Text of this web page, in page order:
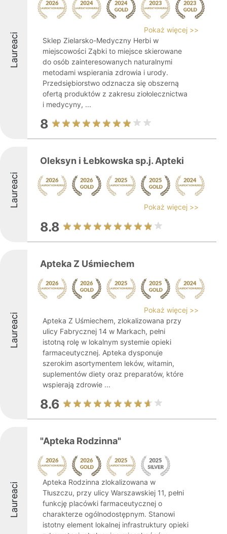
Laureaci
Pokaż więcej >>
Sklep Zielarsko-Medyczny Herbi w
miejscowości Ząbki to miejsce skierowane
do osób zainteresowanych naturalnymi
metodami wspierania zdrowia i urody.
Przedsiębiorstwo odznacza się obszerną
ofertą produktów z zakresu ziołolecznictwa
i medycyny, ...
8
Laureaci
Oleksyn i Łebkowska sp.j. Apteki
Pokaż więcej >>
8.8
Laureaci
Apteka Z Uśmiechem
Pokaż więcej >>
Apteka Z Uśmiechem, zlokalizowana przy
ulicy Fabrycznej 14 w Markach, pełni
istotną rolę w lokalnym systemie opieki
farmaceutycznej. Apteka dysponuje
szerokim asortymentem leków, witamin,
suplementów diety oraz preparatów, które
wspierają zdrowie ...
8.6
Laureaci
"Apteka Rodzinna"
Apteka Rodzinna zlokalizowana w
Tłuszczu, przy ulicy Warszawskiej 11, pełni
funkcję placówki farmaceutycznej o
charakterze ogólnodostępnym. Stanowi
istotny element lokalnej infrastruktury opieki